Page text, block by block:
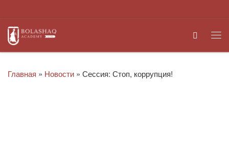
Search
Главная » Новости » Сессия: Стоп, коррупция!